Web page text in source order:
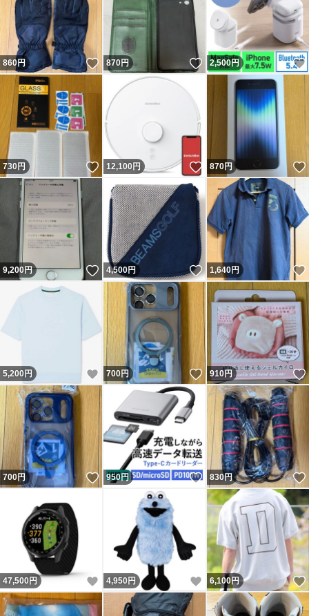
860円 いいね！
870円 いいね！
2,500円
730円 いいね！
12,100 円 いいね！
870円
9,200円 いいね！
4,500円 いいね！
1,640円
5,200円 いいね！
700円 いいね！
910円
700円 いいね！
950円 いいね！
830円
47,500 円 いいね！
4,950 円 いいね！
6,100円